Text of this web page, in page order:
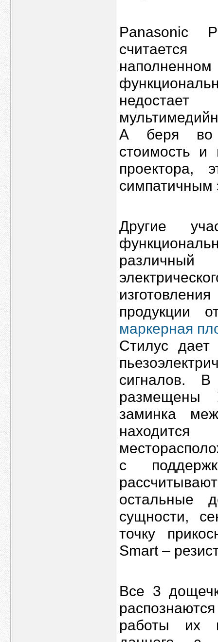
Panasonic
А беря во
стоимость и
проектора,
симпатичным
Другие
продукции
маркерная
Стилус дает
сигналов.
размещены
заминка
с
остальные
сущности,
точку
Smart –
Все 3
работы их